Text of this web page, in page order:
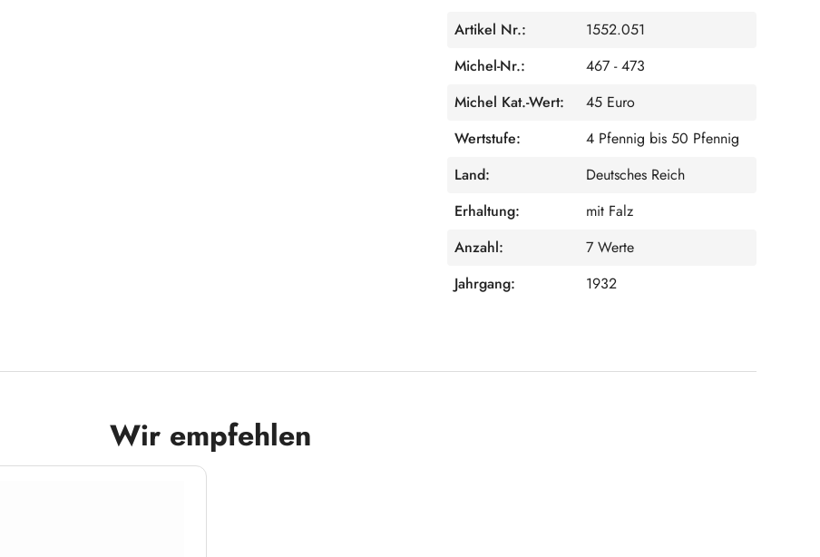
Artikel Nr.:
1552.051
Michel-Nr.:
467 - 473
Michel Kat.-Wert:
45 Euro
Wertstufe:
4 Pfennig bis 50 Pfennig
Land:
Deutsches Reich
Erhaltung:
mit Falz
Anzahl:
7 Werte
Jahrgang:
1932
Wir empfehlen